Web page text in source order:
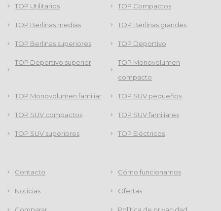
TOP Utilitarios TOP Compactos
TOP Berlinas medias TOP Berlinas grandes
TOP Berlinas superiores TOP Deportivo
TOP Deportivo superior
TOP Monovolumen
compacto
TOP Monovolumen familiar TOP SUV pequeños
TOP SUV compactos TOP SUV familiares
TOP SUV superiores TOP Eléctricos
Contacto Cómo funcionamos
Noticias Ofertas